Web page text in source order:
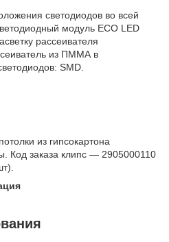
светодиодов во всей
модуль ECO LED
рассеивателя
из ПММА в
SMD.
из гипсокартона
Код заказа клипс — 2905000110